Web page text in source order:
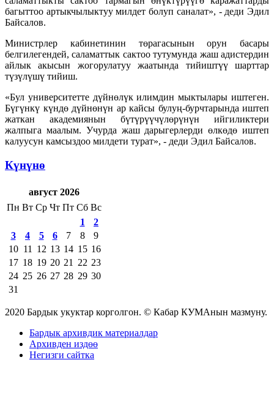
багыттоо артыкчылыктуу милдет болуп саналат», - деди Эдил
Байсалов.
Министрлер кабинетинин төрагасынын орун басары
белгилегендей, саламаттык сактоо тутумунда жаш адистердин
айлык акысын жогорулатуу жаатында тийиштүү шарттар
түзүлүшү тийиш.
«Бул университетте дүйнөлүк илимдин мыктылары иштеген.
Бүгүнкү күндө дүйнөнүн ар кайсы булуң-бурчтарында иштеп
жаткан академиянын бүтүрүүчүлөрүнүн ийгиликтери
жалпыга маалым. Учурда жаш дарыгерлерди өлкөдө иштеп
калуусун камсыздоо милдети турат», - деди Эдил Байсалов.
Күнүнө
август 2026
Пн Вт Ср Чт Пт Сб Вс
1
2
3
4 5 6 7 8
9
10 11 12 13 14 15 16
17 18 19 20 21 22 23
24 25 26 27 28 29 30
31
2020 Бардык укуктар корголгон. © Кабар КУМАнын мазмуну.
Бардык архивдик материалдар
Архивден издөө
Негизги сайтка